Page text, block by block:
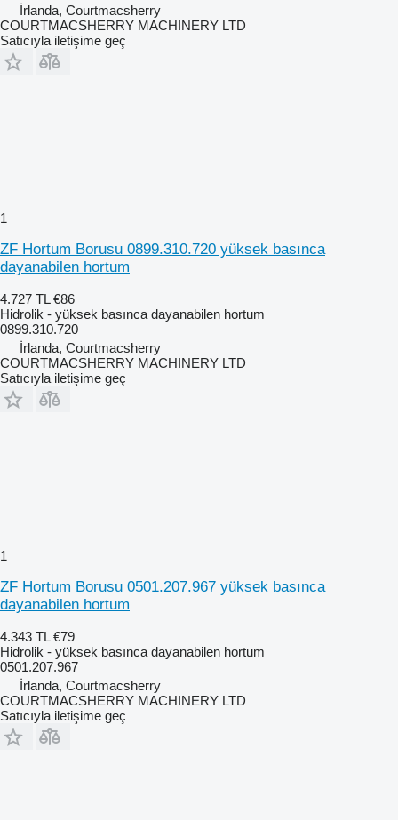
İrlanda, Courtmacsherry
COURTMACSHERRY MACHINERY LTD
Satıcıyla iletişime geç
1
ZF Hortum Borusu 0899.310.720 yüksek basınca
dayanabilen hortum
4.727 TL €86
Hidrolik - yüksek basınca dayanabilen hortum
0899.310.720
İrlanda, Courtmacsherry
COURTMACSHERRY MACHINERY LTD
Satıcıyla iletişime geç
1
ZF Hortum Borusu 0501.207.967 yüksek basınca
dayanabilen hortum
4.343 TL €79
Hidrolik - yüksek basınca dayanabilen hortum
0501.207.967
İrlanda, Courtmacsherry
COURTMACSHERRY MACHINERY LTD
Satıcıyla iletişime geç